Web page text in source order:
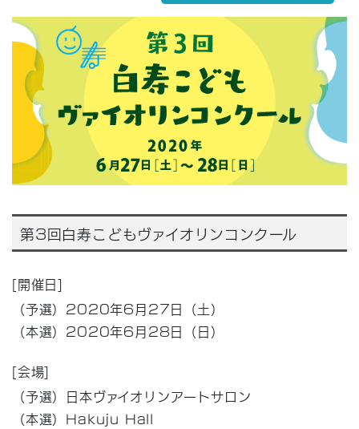
第3回白寿こどもヴァイオリンコンクール
[開催日]
（予選）2020年6月27日（土）
（本選）2020年6月28日（日）
[会場]
（予選）日本ヴァイオリンアートサロン
（本選）Hakuju Hall